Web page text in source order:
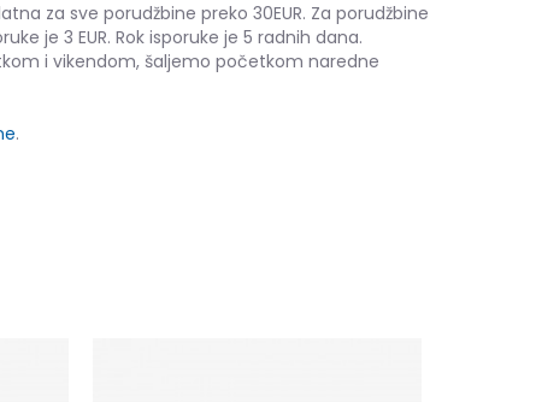
za sve porudžbine preko 30EUR. Za porudžbine
je 3 EUR. Rok isporuke je 5 radnih dana.
i vikendom, šaljemo početkom naredne
.